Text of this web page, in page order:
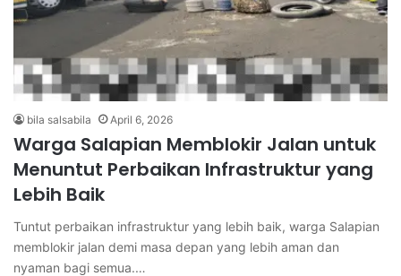
bila salsabila April 6, 2026
Warga Salapian Memblokir Jalan untuk
Menuntut Perbaikan Infrastruktur yang
Lebih Baik
Tuntut perbaikan infrastruktur yang lebih baik, warga Salapian
memblokir jalan demi masa depan yang lebih aman dan
nyaman bagi semua.…